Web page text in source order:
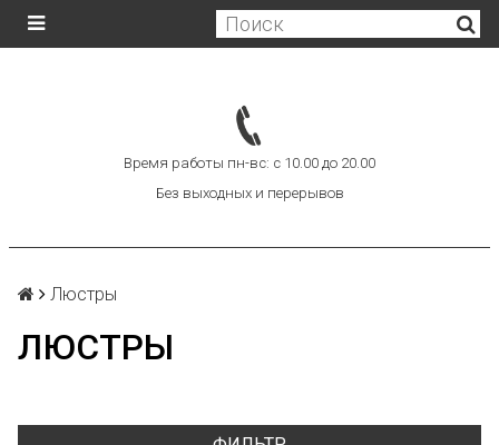
Время работы пн-вс: с 10.00 до 20.00
Без выходных и перерывов
Люстры
ЛЮСТРЫ